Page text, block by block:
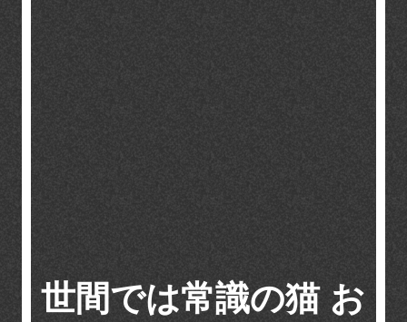
世間では常識の猫 お